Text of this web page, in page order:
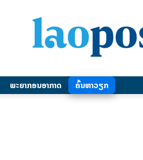
ພະຍາກອນອາກາດ ຄົ້ນຫາວຽກ